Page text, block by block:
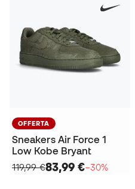
OFFERTA
Sneakers Air Force 1
Low Kobe Bryant
119,99 €83,99 €−30%